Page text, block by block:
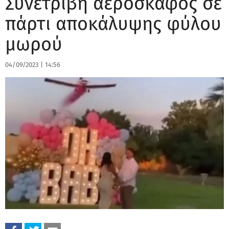
πάρτι αποκάλυψης φύλου
μωρού
04/09/2023 14:56